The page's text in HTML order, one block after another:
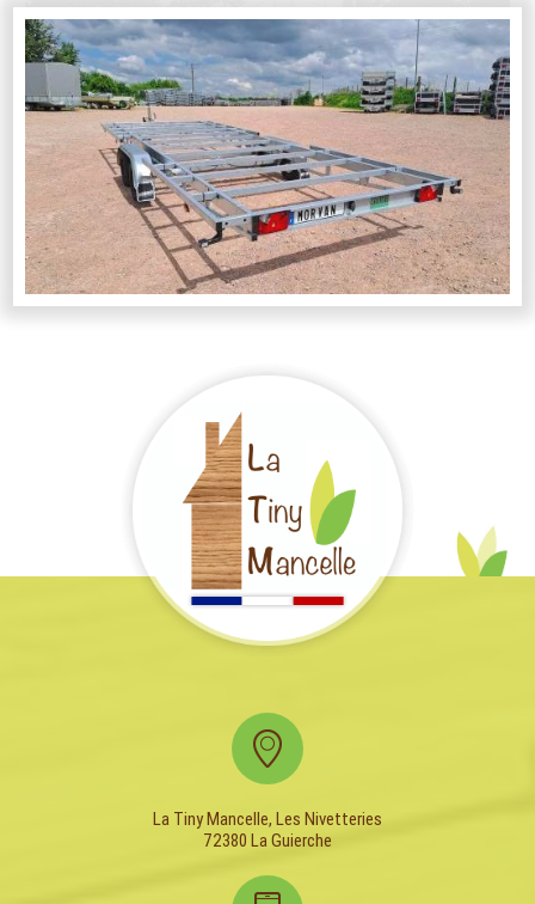
La Tiny Mancelle, Les Nivetteries
72380 La Guierche